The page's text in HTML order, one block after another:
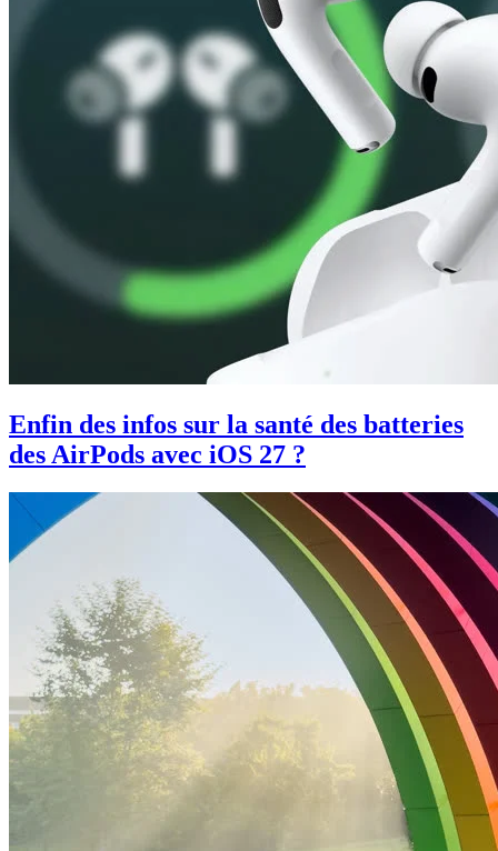
Enfin des infos sur la santé des batteries
des AirPods avec iOS 27 ?